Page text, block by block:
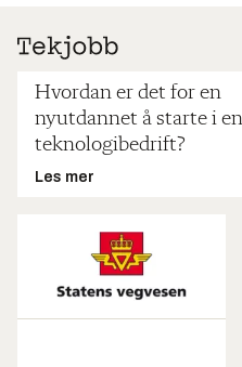
Hvordan er det for en
nyutdannet å starte i
teknologibedrift?
Les mer